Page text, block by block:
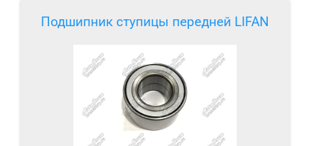
Подшипник ступицы передней LIFAN